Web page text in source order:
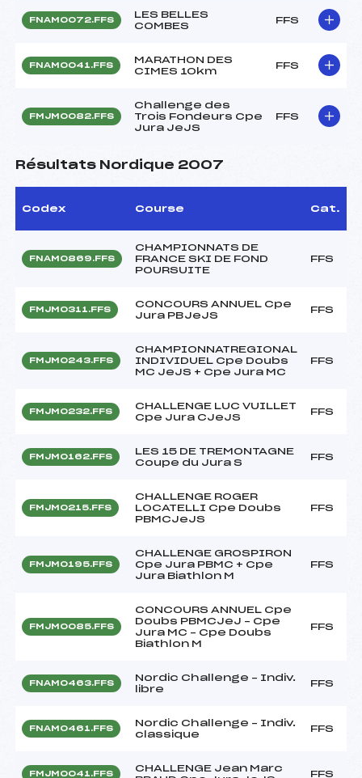
FNAM0072.FFS
LES BELLES
COMBES
FFS
FNAM0041.FFS
MARATHON DES
CIMES 10km
FFS
FMJM0082.FFS
Challenge des
Trois Fondeurs Cpe
Jura JeJS
FFS
Résultats Nordique 2007
Codex Course Cat.
FNAM0869.FFS
CHAMPIONNATS DE
FRANCE SKI DE FOND
POURSUITE
FFS
FMJM0311.FFS
CONCOURS ANNUEL Cpe
Jura PBJeJS
FFS
FMJM0243.FFS
CHAMPIONNATREGIONAL
INDIVIDUEL Cpe Doubs
MC JeJS + Cpe Jura MC
FFS
FMJM0232.FFS
CHALLENGE LUC VUILLET
Cpe Jura CJeJS
FFS
FMJM0162.FFS
LES 15 DE TREMONTAGNE
Coupe du Jura S
FFS
FMJM0215.FFS
CHALLENGE ROGER
LOCATELLI Cpe Doubs
PBMCJeJS
FFS
FMJM0195.FFS
CHALLENGE GROSPIRON
Cpe Jura PBMC + Cpe
Jura Biathlon M
FFS
FMJM0085.FFS
CONCOURS ANNUEL Cpe
Doubs PBMCJeJ – Cpe
Jura MC – Cpe Doubs
Biathlon M
FFS
FNAM0463.FFS
Nordic Challenge – Indiv.
libre
FFS
FNAM0461.FFS
Nordic Challenge – Indiv.
classique
FFS
FMJM0041.FFS
CHALLENGE Jean Marc
FFS